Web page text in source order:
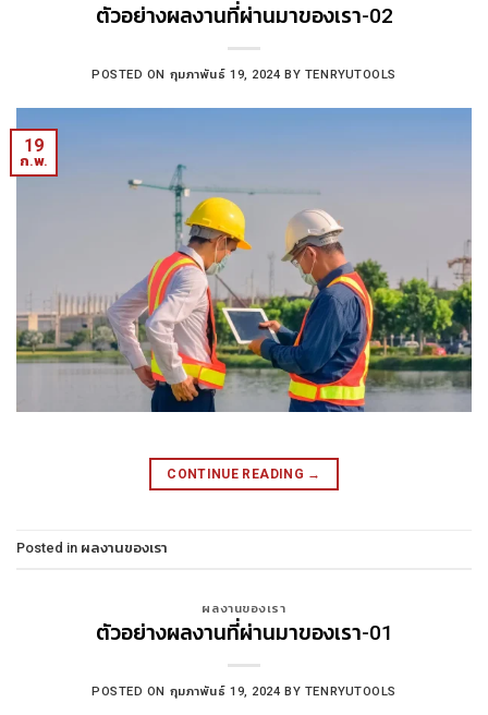
ตัวอย่างผลงานที่ผ่านมาของเรา-02
POSTED ON กุมภาพันธ์ 19, 2024 BY TENRYUTOOLS
19
ก.พ.
CONTINUE READING →
Posted in ผลงานของเรา
ผลงานของเรา
ตัวอย่างผลงานที่ผ่านมาของเรา-01
POSTED ON กุมภาพันธ์ 19, 2024 BY TENRYUTOOLS